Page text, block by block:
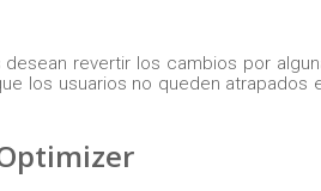
revertir los cambios por
los usuarios no queden